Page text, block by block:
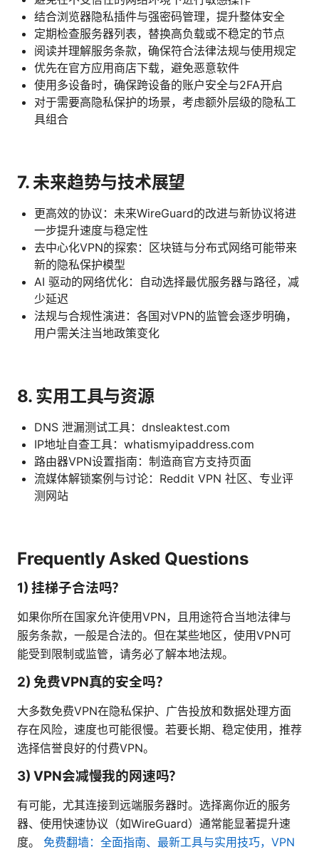
结合浏览器隐私插件与强密码管理，提升整体安全
定期检查服务器列表，替换高负载或不稳定的节点
阅读并理解服务条款，确保符合法律法规与使用规定
优先在官方应用商店下载，避免恶意软件
使用多设备时，确保跨设备的账户安全与2FA开启
对于需要高隐私保护的场景，考虑额外层级的隐私工
具组合
7. 未来趋势与技术展望
更高效的协议：未来WireGuard的改进与新协议将进
一步提升速度与稳定性
去中心化VPN的探索：区块链与分布式网络可能带来
新的隐私保护模型
AI 驱动的网络优化：自动选择最优服务器与路径，减
少延迟
法规与合规性演进：各国对VPN的监管会逐步明确，
用户需关注当地政策变化
8. 实用工具与资源
DNS 泄漏测试工具：dnsleaktest.com
IP地址自查工具：whatismyipaddress.com
路由器VPN设置指南：制造商官方支持页面
流媒体解锁案例与讨论：Reddit VPN 社区、专业评
测网站
Frequently Asked Questions
1) 挂梯子合法吗？
如果你所在国家允许使用VPN，且用途符合当地法律与
服务条款，一般是合法的。但在某些地区，使用VPN可
能受到限制或监管，请务必了解本地法规。
2) 免费VPN真的安全吗？
大多数免费VPN在隐私保护、广告投放和数据处理方面
存在风险，速度也可能很慢。若要长期、稳定使用，推荐
选择信誉良好的付费VPN。
3) VPN会减慢我的网速吗？
有可能，尤其连接到远端服务器时。选择离你近的服务
器、使用快速协议（如WireGuard）通常能显著提升速
度。 免费翻墙：全面指南、最新工具与实用技巧，VPN